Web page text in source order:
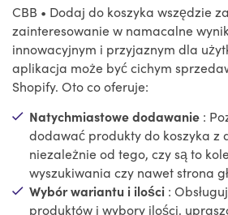
CBB • Dodaj do koszyka wszędzie
zainteresowanie w namacalne
innowacyjnym i przyjaznym dla
aplikacja może być cichym
Shopify. Oto co oferuje:
Natychmiastowe dodawanie :
dodawać produkty do koszyka z
niezależnie od tego, czy są to
wyszukiwania czy nawet strona
Wybór wariantu i ilości :
produktów i wybory ilości,